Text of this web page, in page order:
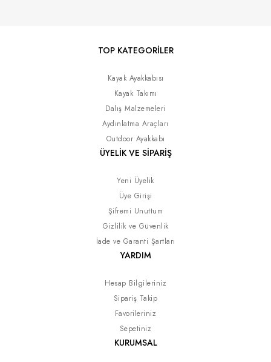
TOP KATEGORİLER
Kayak Ayakkabısı
Kayak Takımı
Dalış Malzemeleri
Aydınlatma Araçları
Outdoor Ayakkabı
ÜYELİK VE SİPARİŞ
Yeni Üyelik
Üye Girişi
Şifremi Unuttum
Gizlilik ve Güvenlik
İade ve Garanti Şartları
YARDIM
Hesap Bilgileriniz
Sipariş Takip
Favorileriniz
Sepetiniz
KURUMSAL